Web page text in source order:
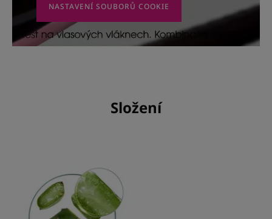
NASTAVENÍ SOUBORŮ COOKIE
Složení